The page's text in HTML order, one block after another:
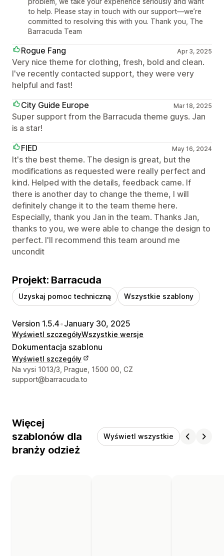
to help. Please stay in touch with our support—we’re
committed to resolving this with you. Thank you, The
Barracuda Team
Rogue Fang Apr 3, 2025
Very nice theme for clothing, fresh, bold and clean.
I've recently contacted support, they were very
helpful and fast!
City Guide Europe
Mar 18, 2025
Super support from the Barracuda theme guys. Jan
is a star!
FIED
May 16, 2024
It's the best theme. The design is great, but the
modifications as requested were really perfect and
kind. Helped with the details, feedback came. If
there is another day to change the theme, I will
definitely change it to the team theme here.
Especially, thank you Jan in the team. Thanks Jan,
thanks to you, we were able to change the design to
perfect. I'll recommend this team around me
uncondit
Projekt: Barracuda
Uzyskaj pomoc techniczną Wszystkie szablony
Version 1.5.4•January 30, 2025
Wyświetl szczegółyWszystkie wersje
Dokumentacja szablonu
Wyświetl szczegóły
Dane kontaktowe projektanta
Na vysi 1013/3, Prague, 1500 00, CZ
support@barracuda.to
Więcej
szablonów dla
branży odzież
Wyświetl wszystkie